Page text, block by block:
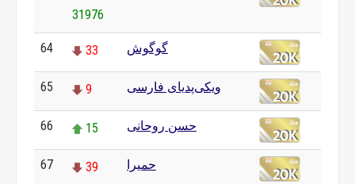
31976
64 33 گوگوش
65 9 ویکی‌پدیای فارسی
66 15 حسن روحانی
67 39 حمیرا